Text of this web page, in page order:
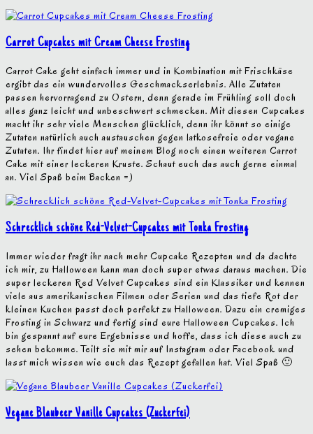
Carrot Cupcakes mit Cream Cheese Frosting
Carrot Cake geht einfach immer und in Kombination mit Frischkäse
ergibt das ein wundervolles Geschmackserlebnis. Alle Zutaten
passen hervorragend zu Ostern, denn gerade im Frühling soll doch
alles ganz leicht und unbeschwert schmecken. Mit diesen Cupcakes
macht ihr sehr viele Menschen glücklich, denn ihr könnt so einige
Zutaten natürlich auch austauschen gegen latkosefreie oder vegane
Zutaten. Ihr findet hier auf meinem Blog noch einen weiteren Carrot
Cake mit einer leckeren Kruste. Schaut euch das auch gerne einmal
an. Viel Spaß beim Backen =)
Schrecklich schöne Red-Velvet-Cupcakes mit Tonka Frosting
Immer wieder fragt ihr nach mehr Cupcake Rezepten und da dachte
ich mir, zu Halloween kann man doch super etwas daraus machen. Die
super leckeren Red Velvet Cupcakes sind ein Klassiker und kennen
viele aus amerikanischen Filmen oder Serien und das tiefe Rot der
kleinen Kuchen passt doch perfekt zu Halloween. Dazu ein cremiges
Frosting in Schwarz und fertig sind eure Halloween Cupcakes. Ich
bin gespannt auf eure Ergebnisse und hoffe, dass ich diese auch zu
sehen bekomme. Teilt sie mit mir auf Instagram oder Facebook und
lasst mich wissen wie euch das Rezept gefallen hat. Viel Spaß 🙂
Vegane Blaubeer Vanille Cupcakes (Zuckerfei)